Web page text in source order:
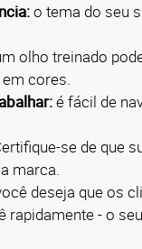
o tema do seu
olho treinado
cores.
é fácil de
se de que
marca.
deseja que os
rapidamente - o